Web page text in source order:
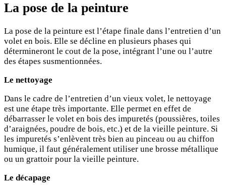
La pose de la peinture
La pose de la peinture est l’étape finale dans l’entretien d’un
volet en bois. Elle se décline en plusieurs phases qui
détermineront le cout de la pose, intégrant l’une ou l’autre
des étapes susmentionnées.
Le nettoyage
Dans le cadre de l’entretien d’un vieux volet, le nettoyage
est une étape très importante. Elle permet en effet de
débarrasser le volet en bois des impuretés (poussières, toiles
d’araignées, poudre de bois, etc.) et de la vieille peinture. Si
les impuretés s’enlèvent très bien au pinceau ou au chiffon
humique, il faut généralement utiliser une brosse métallique
ou un grattoir pour la vieille peinture.
Le décapage